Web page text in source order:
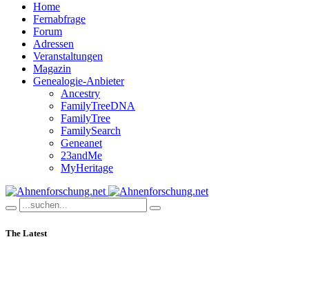
Home
Fernabfrage
Forum
Adressen
Veranstaltungen
Magazin
Genealogie-Anbieter
Ancestry
FamilyTreeDNA
FamilyTree
FamilySearch
Geneanet
23andMe
MyHeritage
The Latest